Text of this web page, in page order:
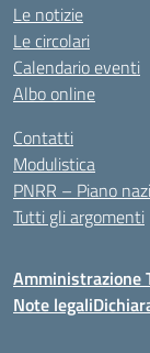
Le notizie
Le circolari
Calendario eventi
Albo online
Contatti
Modulistica
PNRR – Piano
Tutti gli argomenti
Amministrazione
Note legali